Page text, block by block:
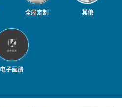
全屋定制 其他
电子画册